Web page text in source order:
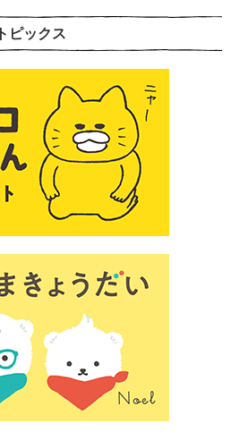
トピックス